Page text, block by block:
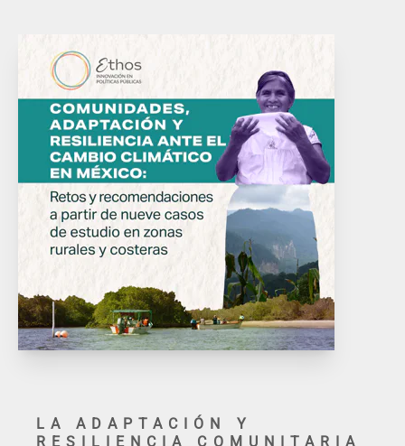
LA ADAPTACIÓN Y
RESILIENCIA COMUNITARIA